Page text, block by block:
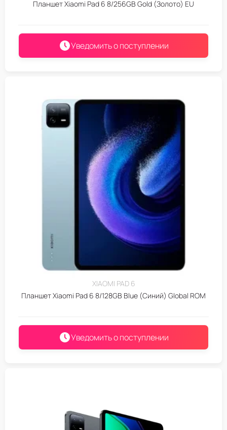
Планшет Xiaomi Pad 6 8/256GB Gold (Золото) EU
Уведомить о поступлении
XIAOMI PAD 6
Планшет Xiaomi Pad 6 8/128GB Blue (Синий) Global ROM
Уведомить о поступлении